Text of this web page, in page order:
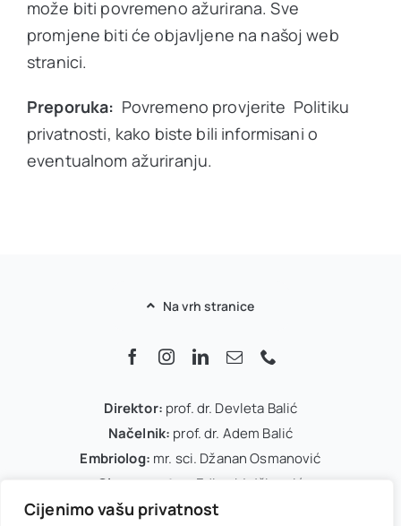
Cijenimo vašu privatnost
može biti povremeno ažurirana. Sve
promjene biti će objavljene na našoj web
stranici.
Preporuka: Povremeno provjerite Politiku
privatnosti, kako biste bili informisani o
eventualnom ažuriranju.
Na vrh stranice
Direktor: prof. dr. Devleta Balić
Načelnik: prof. dr. Adem Balić
Embriolog: mr. sci. Džanan Osmanović
Glavna sestra:
Edina Mujčinović
IVF koordinator:Arnela Dedić